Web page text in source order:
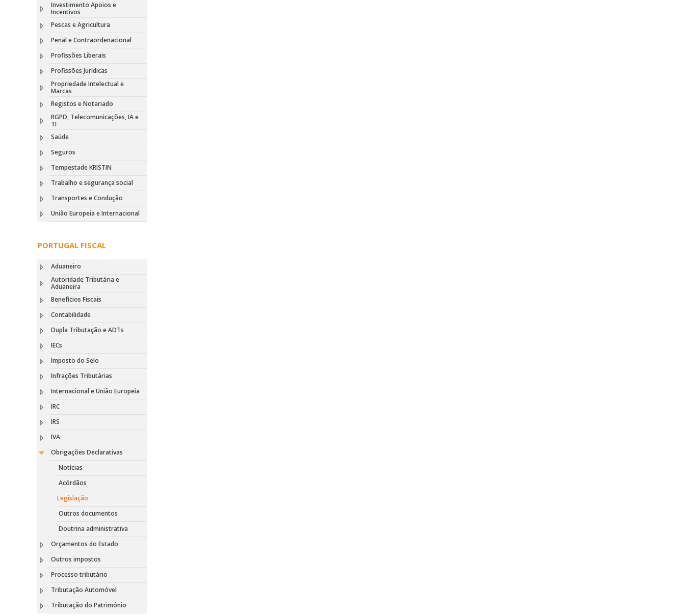
Investimento Apoios e
Incentivos
Pescas e Agricultura
Penal e Contraordenacional
Profissões Liberais
Profissões Jurídicas
Propriedade Intelectual e
Marcas
Registos e Notariado
RGPD, Telecomunicações, IA e
TI
Saúde
Seguros
Tempestade KRISTIN
Trabalho e segurança social
Transportes e Condução
União Europeia e Internacional
PORTUGAL FISCAL
Aduaneiro
Autoridade Tributária e
Aduaneira
Benefícios Fiscais
Contabilidade
Dupla Tributação e ADTs
IECs
Imposto do Selo
Infrações Tributárias
Internacional e União Europeia
IRC
IRS
IVA
Obrigações Declarativas
Notícias
Acórdãos
Legislação
Outros documentos
Doutrina administrativa
Orçamentos do Estado
Outros impostos
Processo tributário
Tributação Automóvel
Tributação do Património